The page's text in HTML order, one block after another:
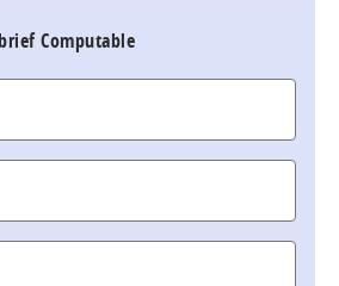
Computable